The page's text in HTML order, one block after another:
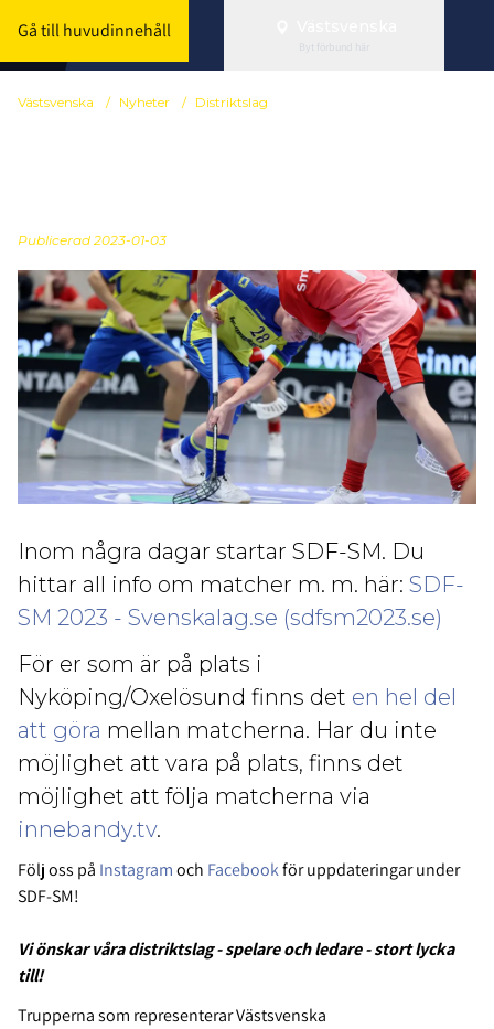
Gå till huvudinnehåll
Byt förbund här
Västsvenska / Nyheter / Distriktslag
Publicerad 2023-01-03
Inom några dagar startar SDF-SM. Du
hittar all info om matcher m. m. här: SDF-
SM 2023 - Svenskalag.se (sdfsm2023.se)
För er som är på plats i
Nyköping/Oxelösund finns det en hel del
att göra mellan matcherna. Har du inte
möjlighet att vara på plats, finns det
möjlighet att följa matcherna via
innebandy.tv.
Följ oss på Instagramoch Facebookför uppdateringar under
SDF-SM!
Vi önskar våra distriktslag - spelare och ledare - stort lycka
till!
Trupperna som representerar Västsvenska